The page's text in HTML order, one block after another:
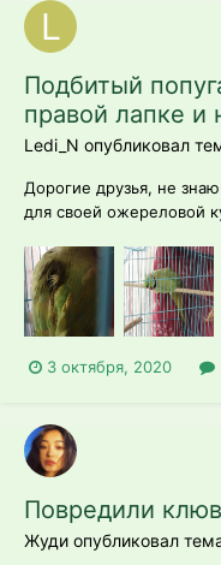
Подбитый
правой лапке и
Ledi_N опубликовал
Дорогие друзья, не знаю
для своей ожереловой
первый хозяин до
правой лапке, не
опущено. Он не летает.
3 октября, 2020
Повредили
Жуди опубликовал